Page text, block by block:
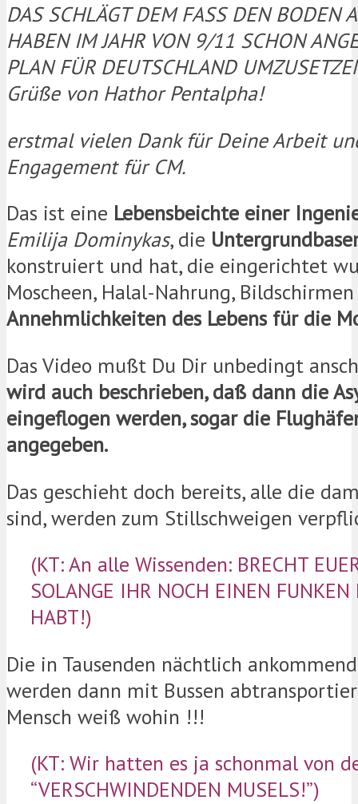
DAS SCHLÄGT DEM FASS DEN BODEN
HABEN IM JAHR VON 9/11 SCHON
PLAN FÜR DEUTSCHLAND
Grüße von Hathor Pentalpha!
erstmal vielen Dank für Deine Arbeit
Engagement für CM.
Das ist eine Lebensbeichte einer
Emilija Dominykas, die
konstruiert und hat, die eingerichtet
Moscheen, Halal-Nahrung,
Annehmlichkeiten des Lebens für die
Das Video mußt Du Dir unbedingt
wird auch beschrieben, daß dann die
eingeflogen werden, sogar die
angegeben.
Das geschieht doch bereits, alle die
sind, werden zum Stillschweigen
(KT: An alle Wissenden: BRECHT
SOLANGE IHR NOCH EINEN
HABT!)
Die in Tausenden nächtlich
werden dann mit Bussen
Mensch weiß wohin !!!
(KT: Wir hatten es ja schonmal von
“VERSCHWINDENDEN MUSELS!”)